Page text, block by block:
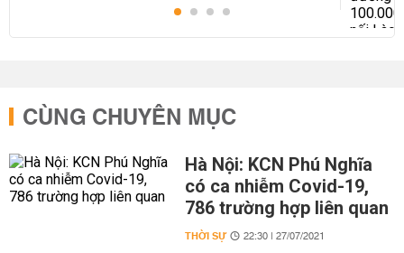
CÙNG CHUYÊN MỤC
Hà Nội: KCN Phú Nghĩa
có ca nhiễm Covid-19,
786 trường hợp liên quan
THỜI SỰ 22:30 | 27/07/2021